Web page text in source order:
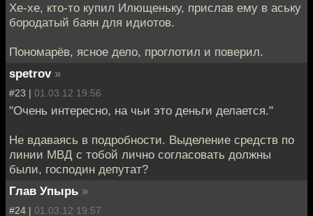
Хе-хе, кто-то купил Илющеньку, прислав ему в аську
бородатый баян для идиотов.
Пономарёв, ясное дело, проглотил и поверил.
spetrov »
#23 | 01.03.12 19:56
"Очень интересно, на чьи это деньги делается."
Не вдаваясь в подробности. Выделение средств по
линии МВД с тобой лично согласовать должны
были, господин депутат?
Глав Упырь »
#24 | 01.03.12 19:57